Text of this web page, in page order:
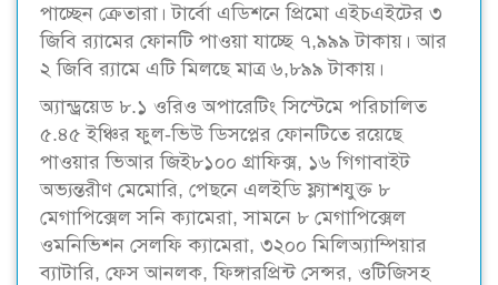
পাচ্ছেন ক্রেতারা। টার্বো এডিশনে প্রিমো এইচএইটের ৩
জিবি র‌্যামের ফোনটি পাওয়া যাচ্ছে ৭,৯৯৯ টাকায়। আর
২ জিবি র‌্যামে এটি মিলছে মাত্র ৬,৮৯৯ টাকায়।
অ্যান্ড্রয়েড ৮.১ ওরিও অপারেটিং সিস্টেমে পরিচালিত
৫.৪৫ ইঞ্চির ফুল-ভিউ ডিসপ্লের ফোনটিতে রয়েছে
পাওয়ার ভিআর জিই৮১০০ গ্রাফিক্স, ১৬ গিগাবাইট
অভ্যন্তরীণ মেমোরি, পেছনে এলইডি ফ্ল্যাশযুক্ত ৮
মেগাপিক্সেল সনি ক্যামেরা, সামনে ৮ মেগাপিক্সেল
ওমনিভিশন সেলফি ক্যামেরা, ৩২০০ মিলিঅ্যাম্পিয়ার
ব্যাটারি, ফেস আনলক, ফিঙ্গারপ্রিন্ট সেন্সর, ওটিজিসহ